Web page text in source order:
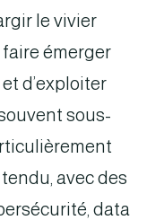
le vivier
émerger
d’exploiter
sous-
avec des
data